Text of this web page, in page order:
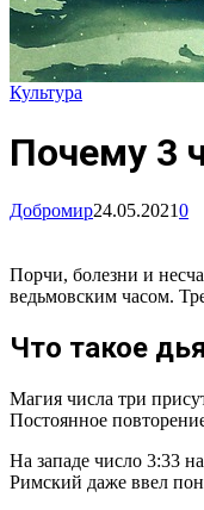
Культура
Почему 3
Добромир24.05.20210
Порчи, болезни и
ведьмовским часом.
Что такое
Магия числа три
Постоянное
На западе число 3:33
Римский даже ввел